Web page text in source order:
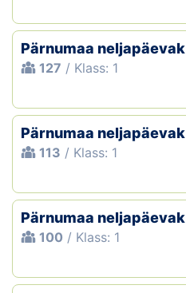
Pärnumaa neljapäevak
127 / Klass: 1
Pärnumaa neljapäevak
113 / Klass: 1
Pärnumaa neljapäevak
100 / Klass: 1